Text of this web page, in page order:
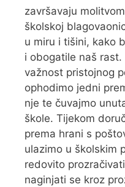
završavaju
školskoj
u miru i tišini, kako
i obogatile naš
važnost pristojnog
ophodimo jedni
nje te čuvajmo
škole. Tijekom
prema hrani s
ulazimo u školskim
redovito
naginjati se kroz